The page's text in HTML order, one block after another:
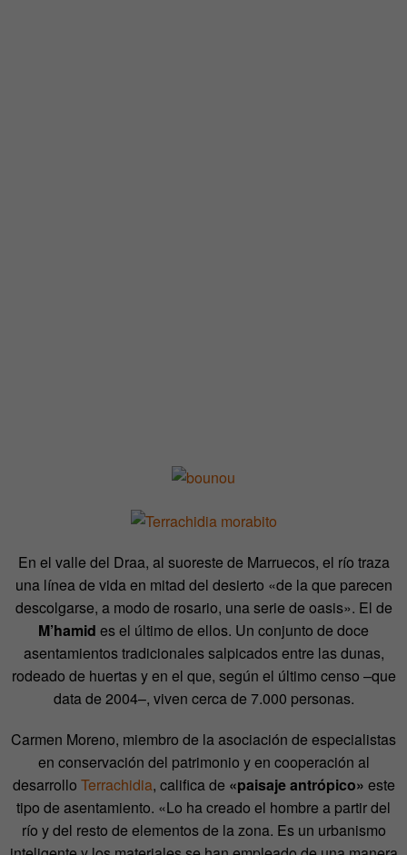
En el valle del Draa, al suoreste de Marruecos, el río traza
una línea de vida en mitad del desierto «de la que parecen
descolgarse, a modo de rosario, una serie de oasis». El de
M’hamid es el último de ellos. Un conjunto de doce
asentamientos tradicionales salpicados entre las dunas,
rodeado de huertas y en el que, según el último censo –que
data de 2004–, viven cerca de 7.000 personas.
Carmen Moreno, miembro de la asociación de especialistas
en conservación del patrimonio y en cooperación al
desarrollo Terrachidia, califica de «paisaje antrópico» este
tipo de asentamiento. «Lo ha creado el hombre a partir del
río y del resto de elementos de la zona. Es un urbanismo